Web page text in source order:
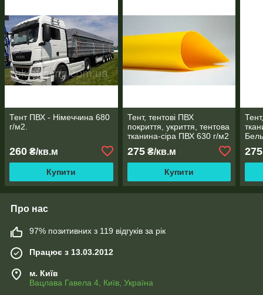
Тент ПВХ - Німеччина 680
г/м2.
260 ₴/кв.м
Купити
Тент, тентові ПВХ
покриття, укриття, тентова
тканина-сіра ПВХ 630 г/м2
275₴/кв.м
Купити
275
Про нас
97% позитивних з 119 відгуків за рік
Працює з 13.03.2012
м. Київ
Вацлава Гавела 4, Київ, Україна